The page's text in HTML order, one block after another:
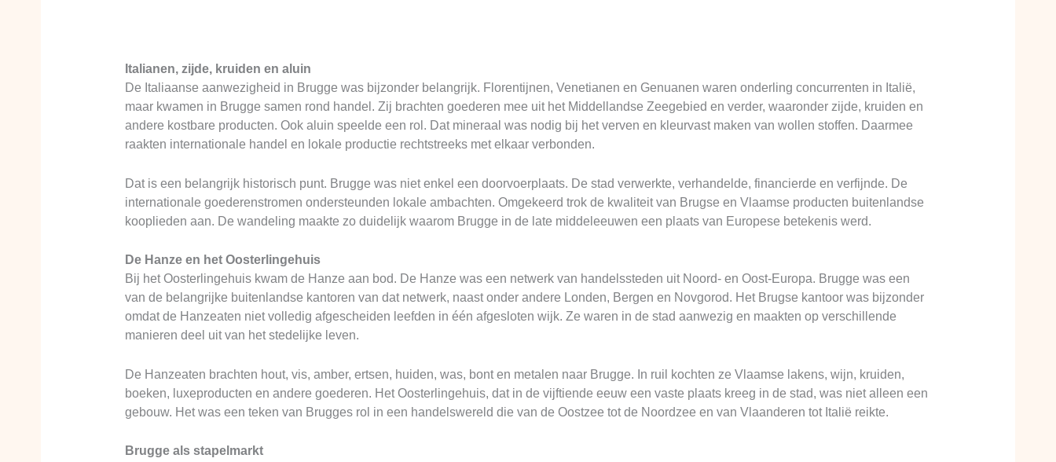
Italianen, zijde, kruiden en aluin
De Italiaanse aanwezigheid in Brugge was bijzonder belangrijk. Florentijnen, Venetianen en Genuanen waren onderling concurrenten in Italië,
maar kwamen in Brugge samen rond handel. Zij brachten goederen mee uit het Middellandse Zeegebied en verder, waaronder zijde, kruiden en
andere kostbare producten. Ook aluin speelde een rol. Dat mineraal was nodig bij het verven en kleurvast maken van wollen stoffen. Daarmee
raakten internationale handel en lokale productie rechtstreeks met elkaar verbonden.
Dat is een belangrijk historisch punt. Brugge was niet enkel een doorvoerplaats. De stad verwerkte, verhandelde, financierde en verfijnde. De
internationale goederenstromen ondersteunden lokale ambachten. Omgekeerd trok de kwaliteit van Brugse en Vlaamse producten buitenlandse
kooplieden aan. De wandeling maakte zo duidelijk waarom Brugge in de late middeleeuwen een plaats van Europese betekenis werd.
De Hanze en het Oosterlingehuis
Bij het Oosterlingehuis kwam de Hanze aan bod. De Hanze was een netwerk van handelssteden uit Noord- en Oost-Europa. Brugge was een
van de belangrijke buitenlandse kantoren van dat netwerk, naast onder andere Londen, Bergen en Novgorod. Het Brugse kantoor was bijzonder
omdat de Hanzeaten niet volledig afgescheiden leefden in één afgesloten wijk. Ze waren in de stad aanwezig en maakten op verschillende
manieren deel uit van het stedelijke leven.
De Hanzeaten brachten hout, vis, amber, ertsen, huiden, was, bont en metalen naar Brugge. In ruil kochten ze Vlaamse lakens, wijn, kruiden,
boeken, luxeproducten en andere goederen. Het Oosterlingehuis, dat in de vijftiende eeuw een vaste plaats kreeg in de stad, was niet alleen een
gebouw. Het was een teken van Brugges rol in een handelswereld die van de Oostzee tot de Noordzee en van Vlaanderen tot Italië reikte.
Brugge als stapelmarkt